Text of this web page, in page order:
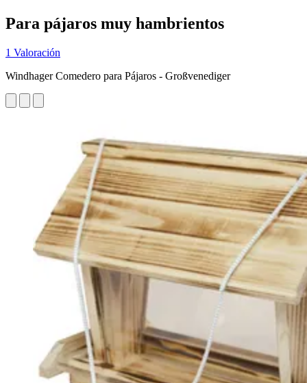
Para pájaros muy hambrientos
1 Valoración
Windhager Comedero para Pájaros - Großvenediger